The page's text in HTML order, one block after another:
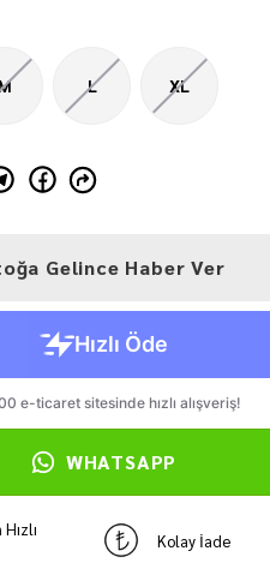
L XL
Gelince Haber Ver
WHATSAPP
Kolay İade